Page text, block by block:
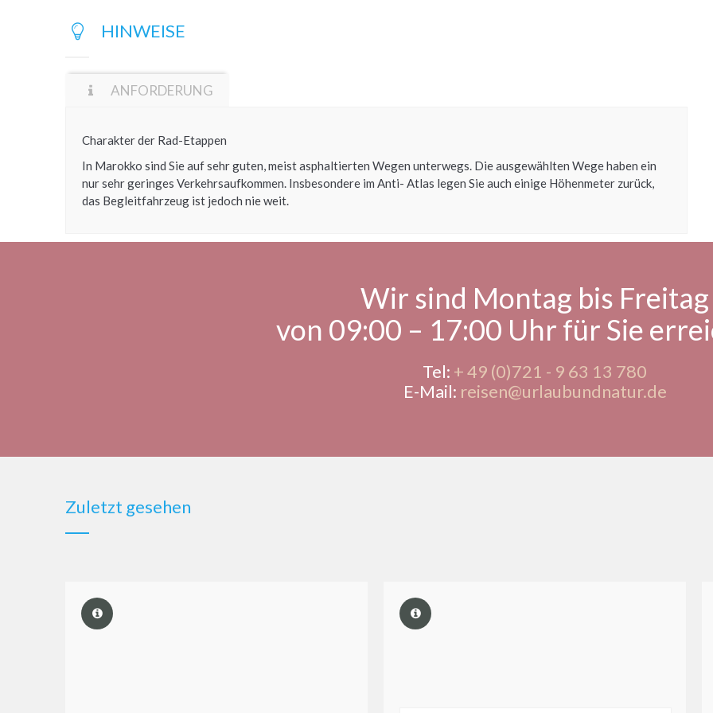
HINWEISE
ANFORDERUNG
Charakter der Rad-Etappen
In Marokko sind Sie auf sehr guten, meist asphaltierten Wegen unterwegs. Die ausgewählten Wege haben ein
nur sehr geringes Verkehrsaufkommen. Insbesondere im Anti- Atlas legen Sie auch einige Höhenmeter zurück,
das Begleitfahrzeug ist jedoch nie weit.
Wir sind Montag bis Freitag
von 09:00 – 17:00 Uhr für Sie
Tel: + 49 (0)721 - 9 63 13 780
E-Mail: reisen@urlaubundnatur.de
Zuletzt gesehen